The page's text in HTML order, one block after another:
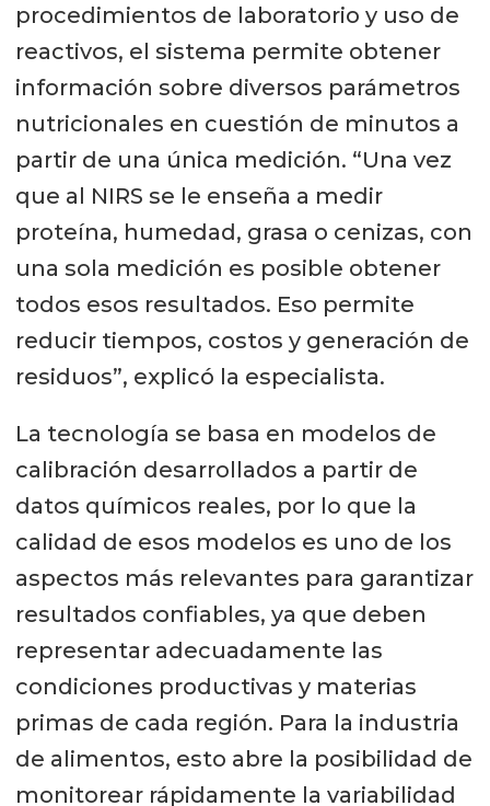
procedimientos de laboratorio y uso de
reactivos, el sistema permite obtener
información sobre diversos parámetros
nutricionales en cuestión de minutos a
partir de una única medición. “Una vez
que al NIRS se le enseña a medir
proteína, humedad, grasa o cenizas, con
una sola medición es posible obtener
todos esos resultados. Eso permite
reducir tiempos, costos y generación de
residuos”, explicó la especialista.
La tecnología se basa en modelos de
calibración desarrollados a partir de
datos químicos reales, por lo que la
calidad de esos modelos es uno de los
aspectos más relevantes para garantizar
resultados confiables, ya que deben
representar adecuadamente las
condiciones productivas y materias
primas de cada región. Para la industria
de alimentos, esto abre la posibilidad de
monitorear rápidamente la variabilidad